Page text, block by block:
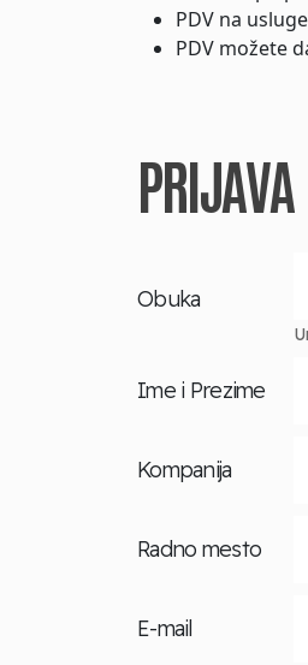
PDV na
PDV možete
PRIJAVA
Obuka
Ime i Prezime
Kompanija
Radno mesto
E-mail